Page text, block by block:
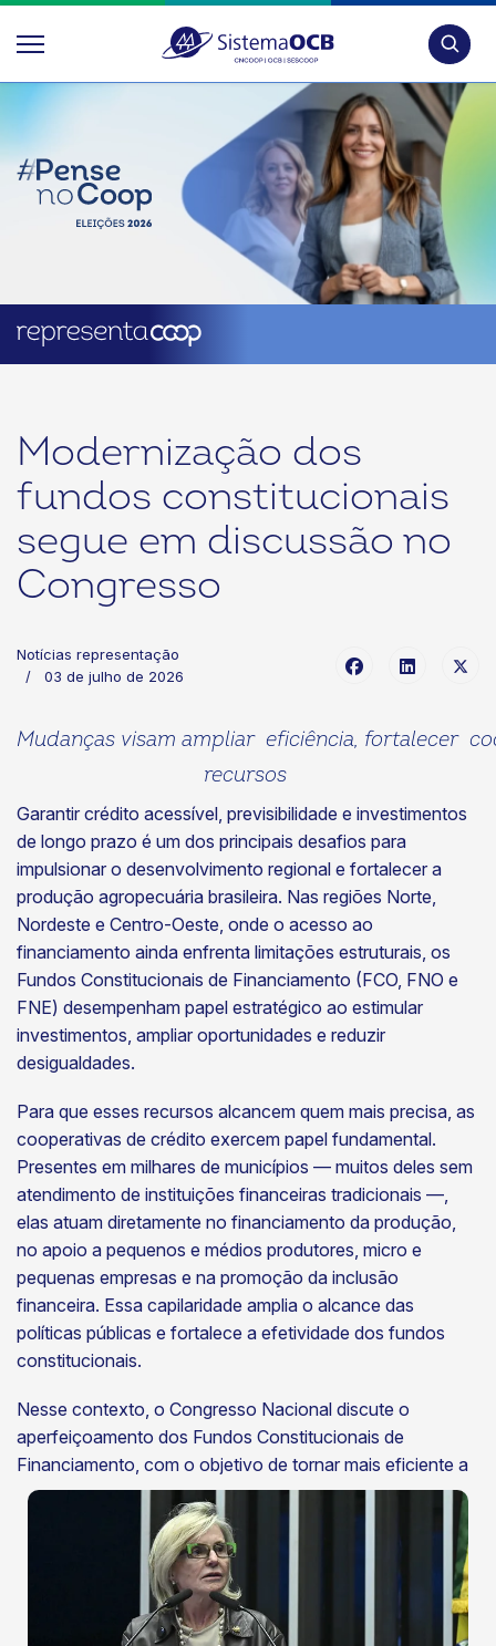
Modernização dos
fundos constitucionais
segue em discussão no
Congresso
Notícias representação
03 de julho de 2026
Mudanças visam ampliar eficiência, fortalecer
recursos
Garantir crédito acessível, previsibilidade e investimentos
de longo prazo é um dos principais desafios para
impulsionar o desenvolvimento regional e fortalecer a
produção agropecuária brasileira. Nas regiões Norte,
Nordeste e Centro-Oeste, onde o acesso ao
financiamento ainda enfrenta limitações estruturais, os
Fundos Constitucionais de Financiamento (FCO, FNO e
FNE) desempenham papel estratégico ao estimular
investimentos, ampliar oportunidades e reduzir
desigualdades.
Para que esses recursos alcancem quem mais precisa, as
cooperativas de crédito exercem papel fundamental.
Presentes em milhares de municípios — muitos deles sem
atendimento de instituições financeiras tradicionais —,
elas atuam diretamente no financiamento da produção,
no apoio a pequenos e médios produtores, micro e
pequenas empresas e na promoção da inclusão
financeira. Essa capilaridade amplia o alcance das
políticas públicas e fortalece a efetividade dos fundos
constitucionais.
Nesse contexto, o Congresso Nacional discute o
aperfeiçoamento dos Fundos Constitucionais de
Financiamento, com o objetivo de tornar mais eficiente a